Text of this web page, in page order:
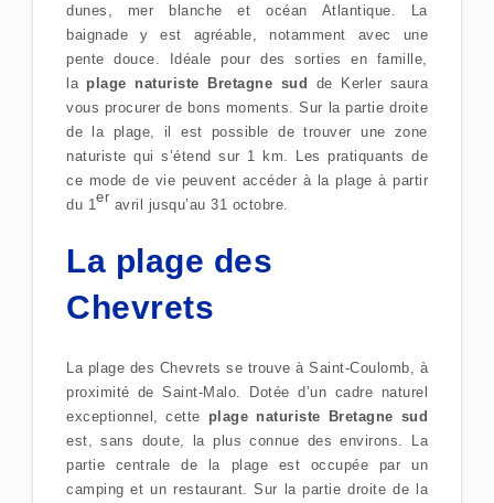
dunes, mer blanche et océan Atlantique. La
baignade y est agréable, notamment avec une
pente douce. Idéale pour des sorties en famille,
la plage naturiste Bretagne sud de Kerler saura
vous procurer de bons moments. Sur la partie droite
de la plage, il est possible de trouver une zone
naturiste qui s’étend sur 1 km. Les pratiquants de
ce mode de vie peuvent accéder à la plage à partir
du 1er avril jusqu’au 31 octobre.
La plage des
Chevrets
La plage des Chevrets se trouve à Saint-Coulomb, à
proximité de Saint-Malo. Dotée d’un cadre naturel
exceptionnel, cette plage naturiste Bretagne sud
est, sans doute, la plus connue des environs. La
partie centrale de la plage est occupée par un
camping et un restaurant. Sur la partie droite de la